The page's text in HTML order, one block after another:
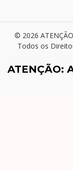
© 2026
Todos os
ATENÇÃO: